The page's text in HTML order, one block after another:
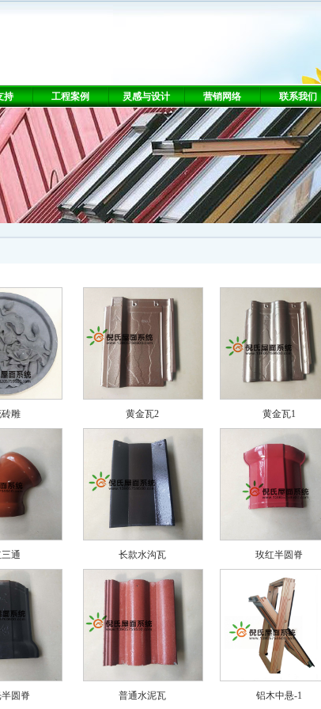
持 工程案例 灵感与设计 营销网络 联系我们
雕 黄金瓦2 黄金瓦1
通 长款水沟瓦 玫红半圆脊
圆脊 普通水泥瓦 铝木中悬-1